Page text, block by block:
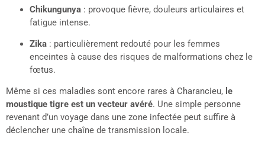
Chikungunya : provoque fièvre, douleurs articulaires et
fatigue intense.
Zika : particulièrement redouté pour les femmes
enceintes à cause des risques de malformations chez le
fœtus.
Même si ces maladies sont encore rares à Charancieu, le
moustique tigre est un vecteur avéré. Une simple personne
revenant d’un voyage dans une zone infectée peut suffire à
déclencher une chaîne de transmission locale.